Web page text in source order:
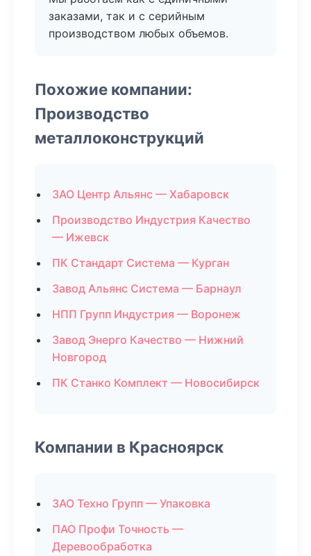
заказами, так и с серийным
производством любых объемов.
Похожие компании:
Производство
металлоконструкций
ЗАО Центр Альянс — Хабаровск
Производство Индустрия Качество
— Ижевск
ПК Стандарт Система — Курган
Завод Альянс Система — Барнаул
НПП Групп Индустрия — Воронеж
Завод Энерго Качество — Нижний
Новгород
ПК Станко Комплект — Новосибирск
Компании в Красноярск
ЗАО Техно Групп — Упаковка
ПАО Профи Точность —
Деревообработка